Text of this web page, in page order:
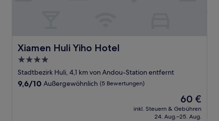
Xiamen Huli Yiho Hotel
Xiamen Huli Yiho Hotel
4.0-
Sterne-
Unterkunft
Stadtbezirk Huli, 4,1 km von Andou-Station entfernt
9.6
9,6/10 Außergewöhnlich (5 Bewertungen)
Der
Preis
beträgt
60 €
inkl. Steuern & Gebühren
24. Aug.–25. Aug.